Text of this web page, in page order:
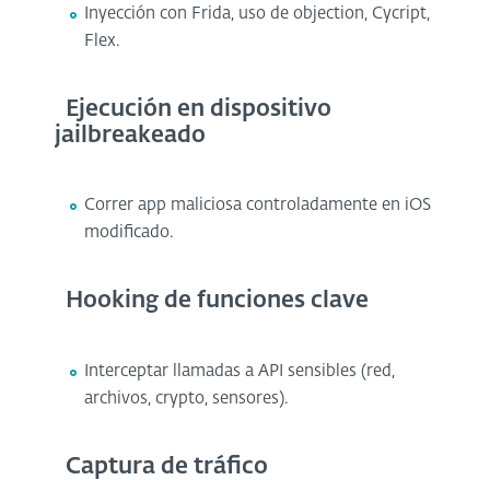
Inyección con Frida, uso de objection, Cycript,
Flex.
Ejecución en dispositivo
jailbreakeado
Correr app maliciosa controladamente en iOS
modificado.
Hooking de funciones clave
Interceptar llamadas a API sensibles (red,
archivos, crypto, sensores).
Captura de tráfico